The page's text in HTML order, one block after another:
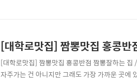
[대학로맛집] 짬뽕맛집 홍콩
[대학로맛집] 짬뽕맛집 홍콩반점 짬뽕잘하는
자주가는 건 아니지만 그래도 가장 가까운 곳에